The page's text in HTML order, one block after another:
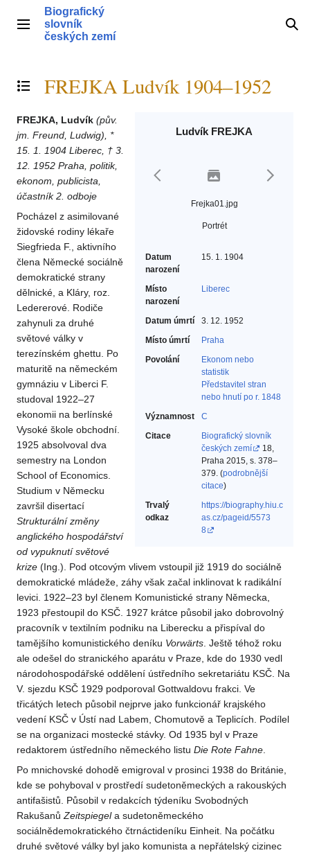
obsahHlavní menu
Biografický
slovník
českých zemí
Přepnout obsah
FREJKA Ludvík 1904–1952
Ludvík FREJKA
Frejka01.jpg
Portrét
Datum
narození
15. 1. 1904
Místo
narození
Liberec
Datum úmrtí
3. 12. 1952
Místo úmrtí
Praha
Povolání
Ekonom nebo
statistik‎
Představitel stran
nebo hnutí po r. 1848‎
Významnost
C
Citace
Biografický slovník
českých zemí
18,
Praha 2015, s. 378–
379. (podrobnější
citace)
Trvalý
odkaz
https://biography.hiu.c
as.cz/pageid/5573
8
FREJKA, Ludvík (pův.
jm. Freund, Ludwig), *
15. 1. 1904 Liberec, † 3.
12. 1952 Praha, politik,
ekonom, publicista,
účastník 2. odboje
Pocházel z asimilované
židovské rodiny lékaře
Siegfrieda F., aktivního
člena Německé sociálně
demokratické strany
dělnické, a Kláry, roz.
Ledererové. Rodiče
zahynuli za druhé
světové války v
terezínském ghettu. Po
maturitě na německém
gymnáziu v Liberci F.
studoval 1922–27
ekonomii na berlínské
Vysoké škole obchodní.
1925 absolvoval dva
semestry na London
School of Economics.
Studium v Německu
završil disertací
Strukturální změny
anglického hospodářství
od vypuknutí světové
krize (Ing.). Pod otcovým vlivem vstoupil již 1919 do sociálně
demokratické mládeže, záhy však začal inklinovat k radikální
levici. 1922–23 byl členem Komunistické strany Německa,
1923 přestoupil do KSČ. 1927 krátce působil jako dobrovolný
pracovník v textilním podniku na Liberecku a přispíval do
tamějšího komunistického deníku Vorwärts . Ještě téhož roku
ale odešel do stranického aparátu v Praze, kde do 1930 vedl
národohospodářské oddělení ústředního sekretariátu KSČ. Na
V. sjezdu KSČ 1929 podporoval Gottwaldovu frakci. Ve
třicátých letech působil nejprve jako funkcionář krajského
vedení KSČ v Ústí nad Labem, Chomutově a Teplicích. Podílel
se na organizaci mostecké stávky. Od 1935 byl v Praze
redaktorem ústředního německého listu Die Rote Fahne
Po mnichovské dohodě emigroval v prosinci 1938 do Británie,
kde se pohyboval v prostředí sudetoněmeckých a rakouských
antifašistů. Působil v redakcích týdeníku Svobodných
Rakušanů Zeitspiegela sudetoněmeckého
sociálnědemokratického čtrnáctideníku Einheit. Na počátku
druhé světové války byl jako komunista a nepřátelský cizinec